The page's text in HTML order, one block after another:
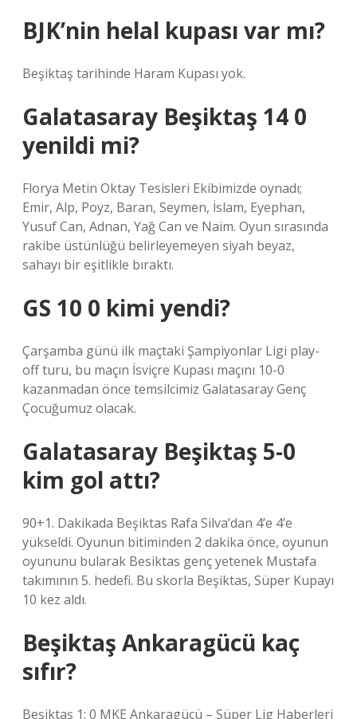
BJK’nin helal kupası var mı?
Beşiktaş tarihinde Haram Kupası yok.
Galatasaray Beşiktaş 14 0
yenildi mi?
Florya Metin Oktay Tesisleri Ekibimizde oynadı;
Emir, Alp, Poyz, Baran, Seymen, İslam, Eyephan,
Yusuf Can, Adnan, Yağ Can ve Naim. Oyun sırasında
rakibe üstünlüğü belirleyemeyen siyah beyaz,
sahayı bir eşitlikle bıraktı.
GS 10 0 kimi yendi?
Çarşamba günü ilk maçtaki Şampiyonlar Ligi play-
off turu, bu maçın İsviçre Kupası maçını 10-0
kazanmadan önce temsilcimiz Galatasaray Genç
Çocuğumuz olacak.
Galatasaray Beşiktaş 5-0
kim gol attı?
90+1. Dakikada Beşiktas Rafa Silva’dan 4’e 4’e
yükseldi. Oyunun bitiminden 2 dakika önce, oyunun
oyununu bularak Besiktas genç yetenek Mustafa
takımının 5. hedefi. Bu skorla Beşiktas, Süper Kupayı
10 kez aldı.
Beşiktaş Ankaragücü kaç
sıfır?
Beşiktaş 1: 0 MKE Ankaragücü – Süper Lig Haberleri